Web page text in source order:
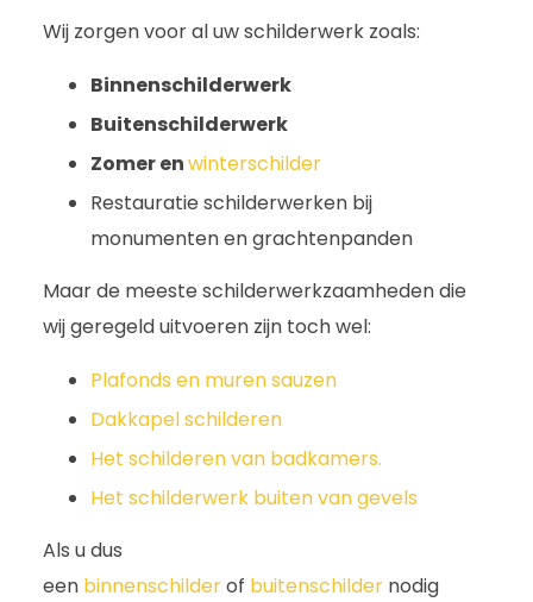
Wij zorgen voor al uw schilderwerk zoals:
Binnenschilderwerk
Buitenschilderwerk
Zomer enwinterschilder
Restauratie schilderwerken bij
monumenten en grachtenpanden
Maar de meeste schilderwerkzaamheden die
wij geregeld uitvoeren zijn toch wel:
Plafonds en muren sauzen
Dakkapel schilderen
Het schilderen van badkamers.
Het schilderwerk buiten van gevels
Als u dus
een binnenschilderof buitenschilder nodig